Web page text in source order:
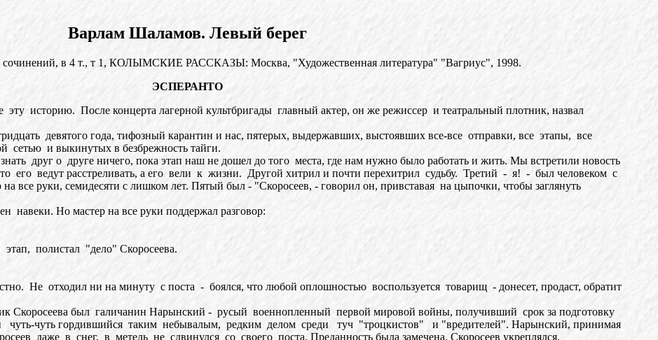
Варлам Шаламов. Левый берег
сочинений, в 4 т., т 1, КОЛЫМСКИЕ РАССКАЗЫ: Москва, "Художественная литература" "Вагриус", 1998.
ЭСПЕРАНТО
историю. После концерта лагерной культбригады главный актер, он же режиссер и театральный плотник, назвал
девятого года, тифозный карантин и нас, пятерых, выдержавших, выстоявших все-все отправки, все этапы, все
сетью и выкинутых в безбрежность тайги.
друг о друге ничего, пока этап наш не дошел до того места, где нам нужно было работать и жить. Мы встретили новость
его ведут расстреливать, а его вели к жизни. Другой хитрил и почти перехитрил судьбу. Третий - я! - был человеком с
все руки, семидесяти с лишком лет. Пятый был - "Скоросеев, - говорил он, привставая на цыпочки, чтобы заглянуть
Но мастер на все руки поддержал разговор:
полистал "дело" Скоросеева.
Не отходил ни на минуту с поста - боялся, что любой оплошностью воспользуется товарищ - донесет, продаст, обратит
Скоросеева был галичанин Нарынский - русый военнопленный первой мировой войны, получивший срок за подготовку
чуть гордившийся таким небывалым, редким делом среди туч "троцкистов" и "вредителей". Нарынский, принимая
даже в снег, в метель не сдвинулся со своего поста. Преданность была замечена. Скоросеев укреплялся.